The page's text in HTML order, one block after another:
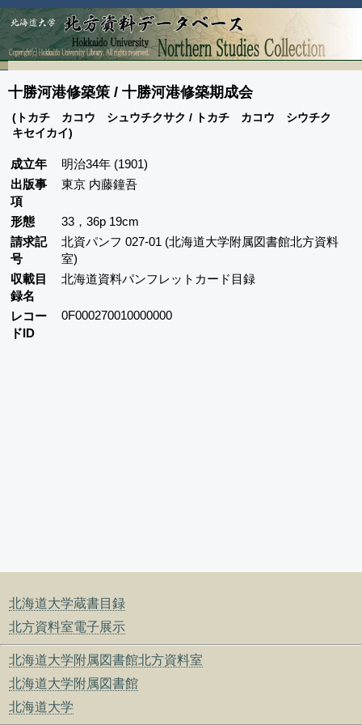
北海道大学蔵書目録
北方資料室電子展示
北海道大学附属図書館北方資料室
北海道大学附属図書館
北海道大学
十勝河港修築策 / 十勝河港修築期成会
(トカチ カコウ シュウチクサク / トカチ カコウ シウチク
キセイカイ)
成立年
明治34年 (1901)
出版事
項
東京 内藤鐘吾
形態
33，36p 19cm
請求記
号
北資パンフ 027-01 (北海道大学附属図書館北方資料
室)
収載目
録名
北海道資料パンフレットカード目録
レコー
ドID
0F000270010000000